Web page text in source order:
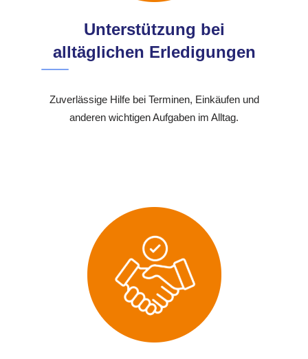
Unterstützung bei
alltäglichen Erledigungen
Zuverlässige Hilfe bei Terminen, Einkäufen und
anderen wichtigen Aufgaben im Alltag.